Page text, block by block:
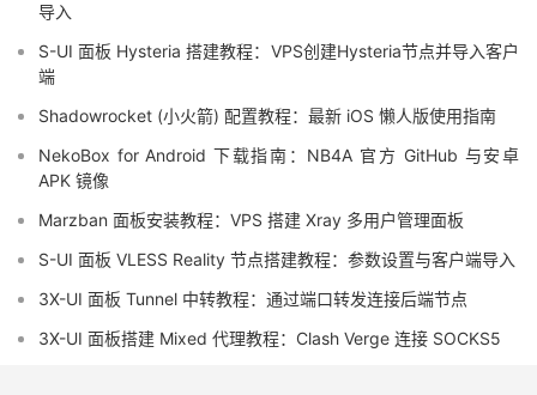
导入
S-UI 面板 Hysteria 搭建教程：VPS创建Hysteria节点并导入客户
端
Shadowrocket (小火箭) 配置教程：最新 iOS 懒人版使用指南
NekoBox for Android 下载指南：NB4A 官方 GitHub 与安卓
APK 镜像
Marzban 面板安装教程：VPS 搭建 Xray 多用户管理面板
S-UI 面板 VLESS Reality 节点搭建教程：参数设置与客户端导入
3X-UI 面板 Tunnel 中转教程：通过端口转发连接后端节点
3X-UI 面板搭建 Mixed 代理教程：Clash Verge 连接 SOCKS5